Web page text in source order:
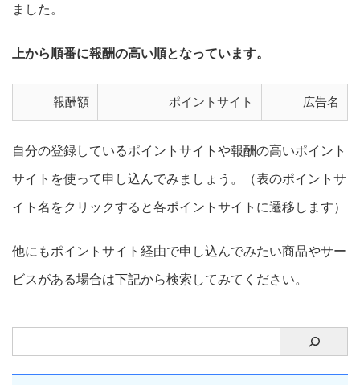
ました。
上から順番に報酬の高い順となっています。
報酬額 ポイントサイト 広告名
自分の登録しているポイントサイトや報酬の高いポイント
サイトを使って申し込んでみましょう。（表のポイントサ
イト名をクリックすると各ポイントサイトに遷移します）
他にもポイントサイト経由で申し込んでみたい商品やサー
ビスがある場合は下記から検索してみてください。